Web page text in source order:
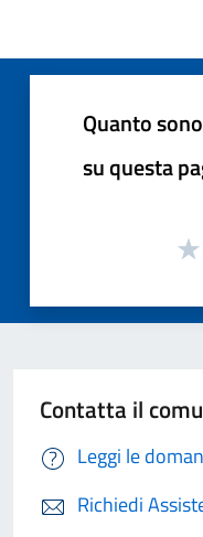
Quanto
su questa
Contatta il
Leggi le
Richiedi